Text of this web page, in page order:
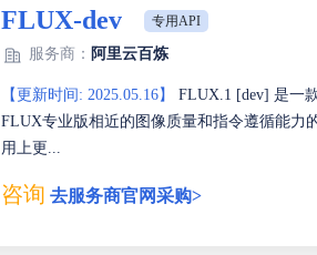
FLUX-dev 专用API
服务商： 阿里云百炼
【更新时间: 2025.05.16】
FLUX.1 [dev] 是一
FLUX专业版相近的图像质量和指令遵循能力
用上更...
咨询 去服务商官网采购>